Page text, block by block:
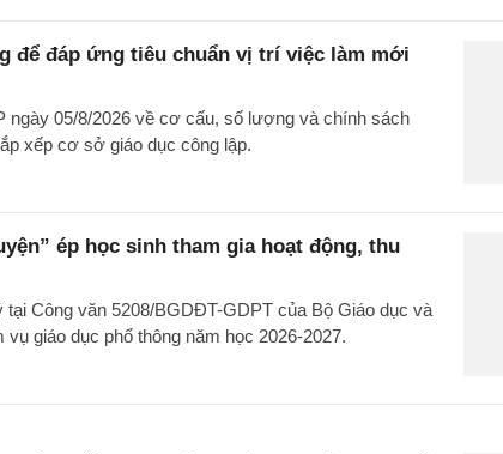
để đáp ứng tiêu chuẩn vị trí việc làm mới
ngày 05/8/2026 về cơ cấu, số lượng và chính sách
xếp cơ sở giáo dục công lập.
ép học sinh tham gia hoạt động, thu
Công văn 5208/BGDĐT-GDPT của Bộ Giáo dục và
giáo dục phổ thông năm học 2026-2027.